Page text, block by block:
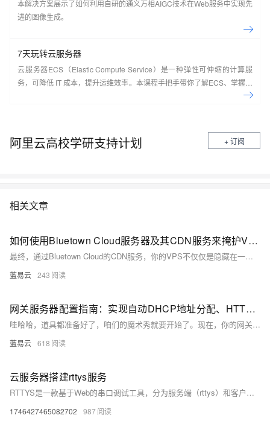
本解决方案展示了如何利用自研的通义万相AIGC技术在Web服务中实现先
进的图像生成。
7天玩转云服务器
云服务器ECS（Elastic Compute Service）是一种弹性可伸缩的计算服
务，可降低 IT 成本，提升运维效率。本课程手把手带你了解ECS、掌握基
本操作、动手实操快照管理、镜像管理等。了解产品详
阿里云高校学研支持计划 + 订阅
相关文章
如何使用Bluetown Cloud服务器及其CDN服务来掩护VPS的真实IP地址。
最终，通过Bluetown Cloud的CDN服务，你的VPS不仅仅是隐藏在一层又一层的保护之下，同时也因为CDN的全球节点而享受到加速访问的优势，无所不在又不被发现，像是一位能在互联网世界中自由穿梭的幽灵特工。
蓝易云 243
网关服务器配置指南：实现自动DHCP地址分配、HTTP服务和SSH无密码登录。
哇哈哈，道具都准备好了，咱们的魔术秀就要开始了。现在，你的网关服务器已经魔法满满，自动分配IP，提供网页服务，SSH登录如入无人之境。而整个世界，只会知道效果，不会知道是你在幕后操控一切。这就是真正的数字世界魔法师，随手拈来，手到擒来。
蓝易云 618
云服务器搭建rttys服务
RTTYS是一款基于Web的串口调试工具，分为服务端（rttys）和客户端（rtty）。服务端负责连接串口设备并提供接口，客户端通过浏览器访问实现远程串口调试。它具有跨平台、易部署的特点，适用于物联网、嵌入式开发等场景，极大提升调试效率。
1746427465082702 987